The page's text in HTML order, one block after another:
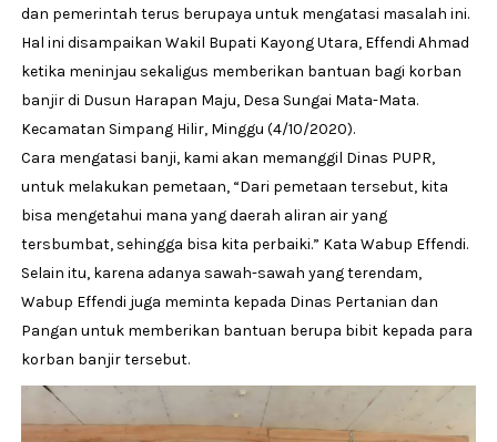
dan pemerintah terus berupaya untuk mengatasi masalah ini.
Hal ini disampaikan Wakil Bupati Kayong Utara, Effendi Ahmad
ketika meninjau sekaligus memberikan bantuan bagi korban
banjir di Dusun Harapan Maju, Desa Sungai Mata-Mata.
Kecamatan Simpang Hilir, Minggu (4/10/2020).
Cara mengatasi banji, kami akan memanggil Dinas PUPR,
untuk melakukan pemetaan, “Dari pemetaan tersebut, kita
bisa mengetahui mana yang daerah aliran air yang
tersbumbat, sehingga bisa kita perbaiki.” Kata Wabup Effendi.
Selain itu, karena adanya sawah-sawah yang terendam,
Wabup Effendi juga meminta kepada Dinas Pertanian dan
Pangan untuk memberikan bantuan berupa bibit kepada para
korban banjir tersebut.